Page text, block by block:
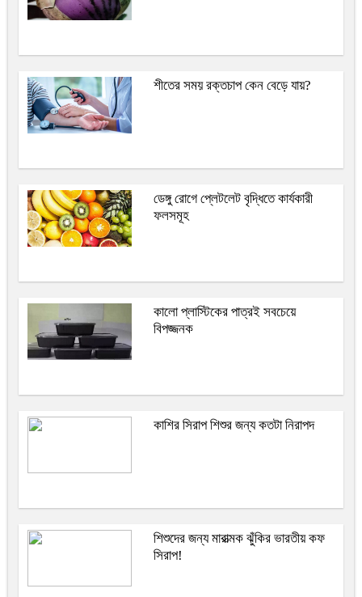
শীতের সময় রক্তচাপ কেন বেড়ে যায়?
ডেঙ্গু রোগে প্লেটলেট বৃদ্ধিতে কার্যকারী
ফলসমূহ
কালো প্লাস্টিকের পাত্রই সবচেয়ে
বিপজ্জনক
কাশির সিরাপ শিশুর জন্য কতটা নিরাপদ
শিশুদের জন্য মারাত্মক ঝুঁকির ভারতীয় কফ
সিরাপ!